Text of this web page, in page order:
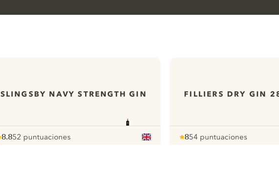
SLINGSBY NAVY STRENGTH GIN
8.8
pour
52 puntuaciones
FILLIERS DRY GIN
Note :
8
pour
54 puntuaciones